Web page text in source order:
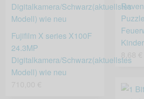
Fujifilm X series X100F
24.3MP
Digitalkamera/Schwarz(aktuellstes
Modell) wie neu